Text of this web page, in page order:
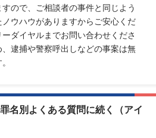
ので、ご相談者の事件と同じよう
ウハウがありますからご安心くだ
ダイヤルまでお問い合わせくださ
逮捕や警察呼出しなどの事案は無
名別よくある質問に続く（アイ